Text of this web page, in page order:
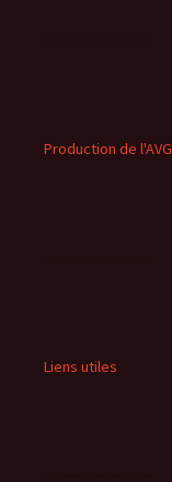
Production de l'AVG
Liens utiles